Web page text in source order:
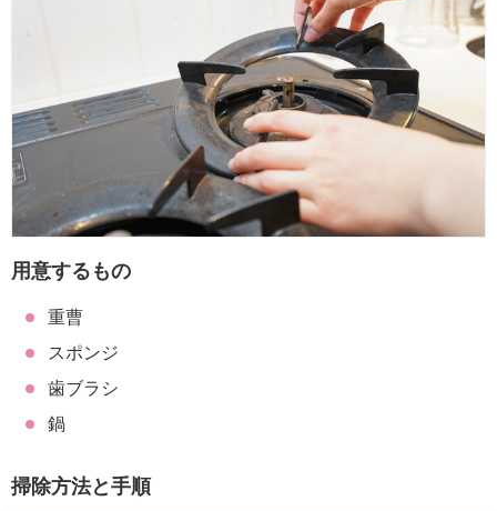
用意するもの
重曹
スポンジ
歯ブラシ
鍋
掃除方法と手順